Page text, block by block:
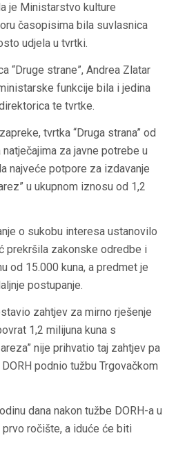
je Ministarstvo kulture
časopisima bila suvlasnica
udjela u tvrtki.
“Druge strane”, Andrea Zlatar
funkcije bila i jedina
te tvrtke.
tvrtka “Druga strana” od
za javne potrebe u
najveće potpore za izdavanje
u ukupnom iznosu od 1,2
o sukobu interesa ustanovilo
prekršila zakonske odredbe i
od 15.000 kuna, a predmet je
postupanje.
zahtjev za mirno rješenje
1,2 milijuna kuna s
nije prihvatio taj zahtjev pa
podnio tužbu Trgovačkom
dana nakon tužbe DORH-a u
ročište, a iduće će biti